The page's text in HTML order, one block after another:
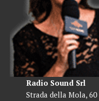
Radio Sound Srl
Strada della Mola, 60